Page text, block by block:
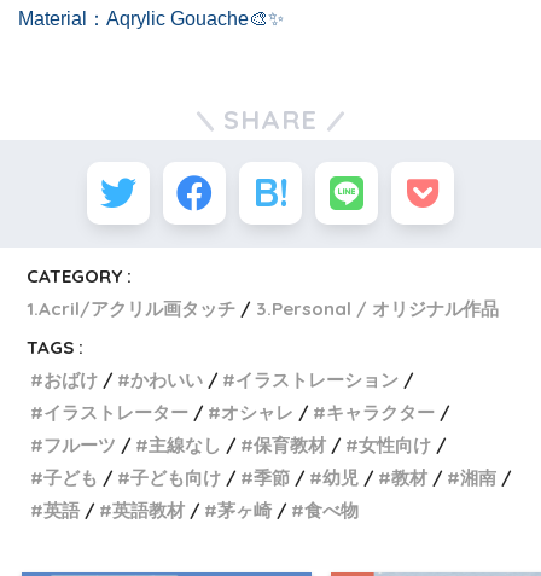
Material：Aqrylic Gouache🎨✨
SHARE
CATEGORY :
1.Acril/アクリル画タッチ
3.Personal / オリジナル作品
TAGS :
おばけ
かわいい
イラストレーション
イラストレーター
オシャレ
キャラクター
フルーツ
主線なし 保育教材
女性向け
子ども
子ども向け 季節 幼児 教材
湘南
英語
英語教材 茅ヶ崎 食べ物